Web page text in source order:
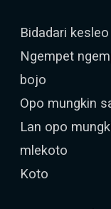
Bidadari kesleo
Ngempet
bojo
Opo mungkin
Lan opo
mlekoto
Koto